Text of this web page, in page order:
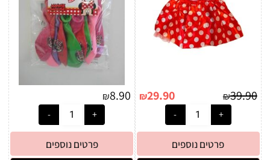
₪39.90
₪29.90
פרטים נוספים
₪8.90
פרטים נוספים